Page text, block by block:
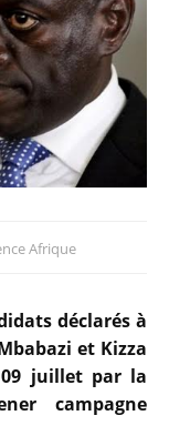
Afrique
déclarés à
et Kizza
juillet par la
campagne